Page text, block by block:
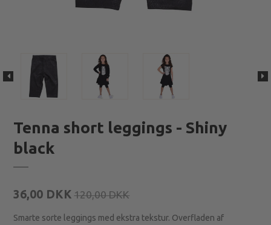
Tenna short leggings - Shiny
black
36,00 DKK 120,00 DKK
Smarte sorte leggings med ekstra tekstur. Overfladen af